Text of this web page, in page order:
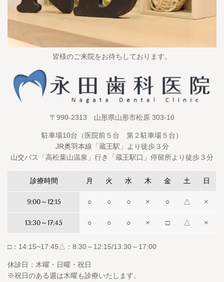
皆様のご来院をお待ちしております。
〒990-2313 山形県山形市松原 303-10
駐車場10台（医院前５台 第２駐車場５台）
JR奥羽本線「蔵王駅」より徒歩３分
山交バス「高松葉山温泉」行き「蔵王駅口」停留所より徒歩３分
診療時間 月 火 水 木 金 土 日
9:00～12:15 ○ ○ ○ × ○ △ ×
13:30～17:45 ○ ○ ○ × □ △ ×
□：14:15~17:45△：8:30～12:15/13:30～17:00
休診日：木曜・日曜・祝日
※祝日のある週は木曜も診療いたします。